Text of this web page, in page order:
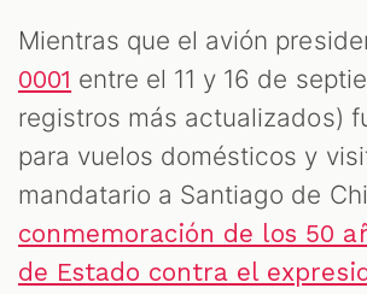
Mientras que el avión
0001 entre el 11 y 16 de
registros más actualizados)
para vuelos domésticos y
mandatario a Santiago de
conmemoración de los 50
de Estado contra el